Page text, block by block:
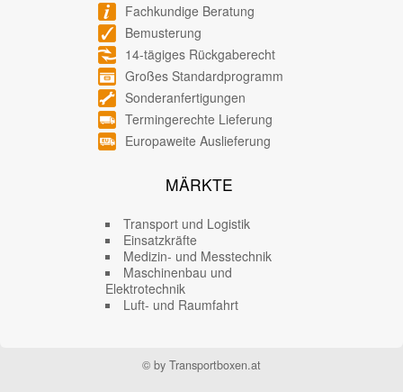
Fachkundige Beratung
Bemusterung
14-tägiges Rückgaberecht
Großes Standardprogramm
Sonderanfertigungen
Termingerechte Lieferung
Europaweite Auslieferung
MÄRKTE
Transport und Logistik
Einsatzkräfte
Medizin- und Messtechnik
Maschinenbau und
Elektrotechnik
Luft- und Raumfahrt
© by Transportboxen.at